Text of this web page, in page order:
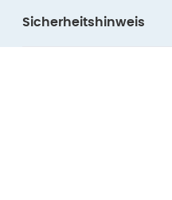
Sicherheitshinweis